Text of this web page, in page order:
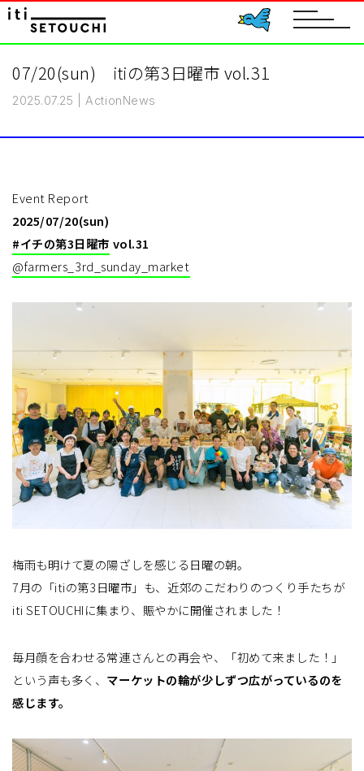
toggle
07/20(sun) itiの第3日曜市 vol.31
2025.07.25 ActionNews
Event Report
2025/07/20(sun)
#イチの第3日曜市 vol.31
@farmers_3rd_sunday_market
梅雨も明けて夏の陽ざしを感じる日曜の朝。
7月の「itiの第3日曜市」も、近郊のこだわりのつくり手たちが
iti SETOUCHIに集まり、賑やかに開催されました！
毎月顔を合わせる常連さんとの再会や、「初めて来ました！」
という声も多く、 マーケットの輪が少しずつ広がっているのを
感じます。